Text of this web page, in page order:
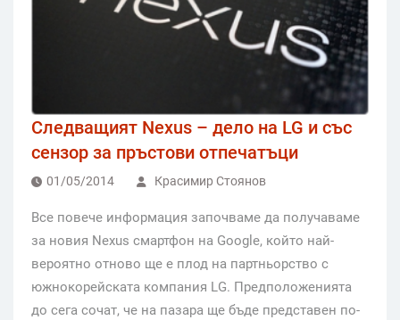
Следващият Nexus – дело на LG и със
сензор за пръстови отпечатъци
01/05/2014 Красимир Стоянов
Все повече информация започваме да получаваме
за новия Nexus смартфон на Google, който най-
вероятно отново ще е плод на партньорство с
южнокорейската компания LG. Предположенията
до сега сочат, че на пазара ще бъде представен по-